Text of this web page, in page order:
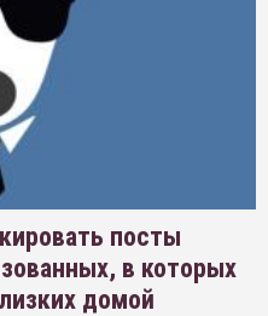
посты
в которых
домой